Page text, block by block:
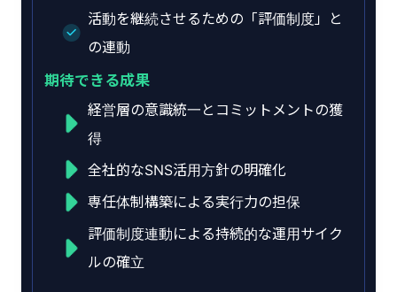
活動を継続させるための「評価制度」と
の連動
期待できる成果
経営層の意識統一とコミットメントの獲
得
全社的なSNS活用方針の明確化
専任体制構築による実行力の担保
評価制度連動による持続的な運用サイク
ルの確立